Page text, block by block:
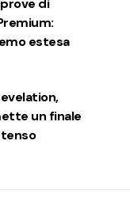
di
estesa
un finale